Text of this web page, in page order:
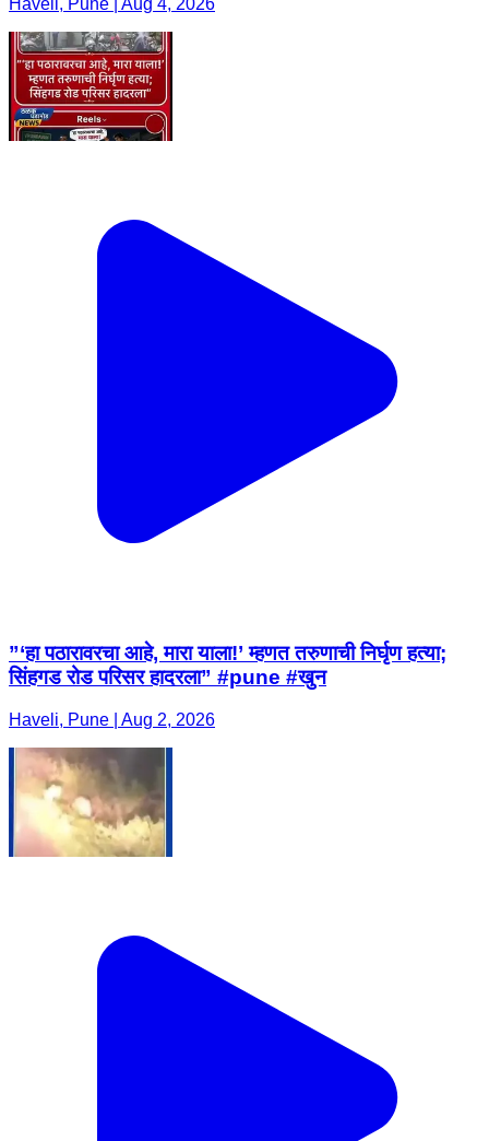
”‘हा पठारावरचा आहे, मारा याला!’ म्हणत तरुणाची निर्घृण हत्या;
सिंहगड रोड परिसर हादरला” #pune #खुन
Haveli, Pune | Aug 2, 2026